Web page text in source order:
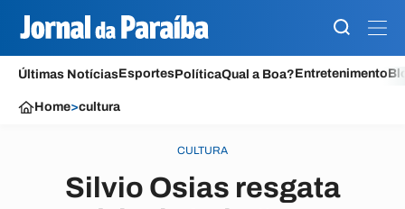
Últimas NotíciasEsportesPolíticaQual a Boa?Entretenimento
Home>cultura
CULTURA
Silvio Osias resgata